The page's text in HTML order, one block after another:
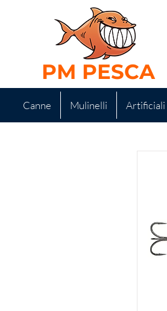
PM PESCA
Canne Mulinelli Artificiali